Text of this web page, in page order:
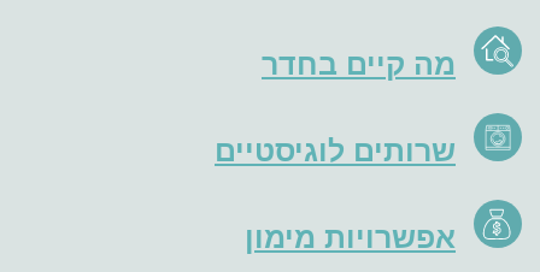
מה קיים בחדר
שרותים לוגיסטיים
אפשרויות מימון